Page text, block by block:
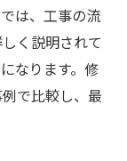
は、工事の流
く説明されて
なります。修
で比較し、最